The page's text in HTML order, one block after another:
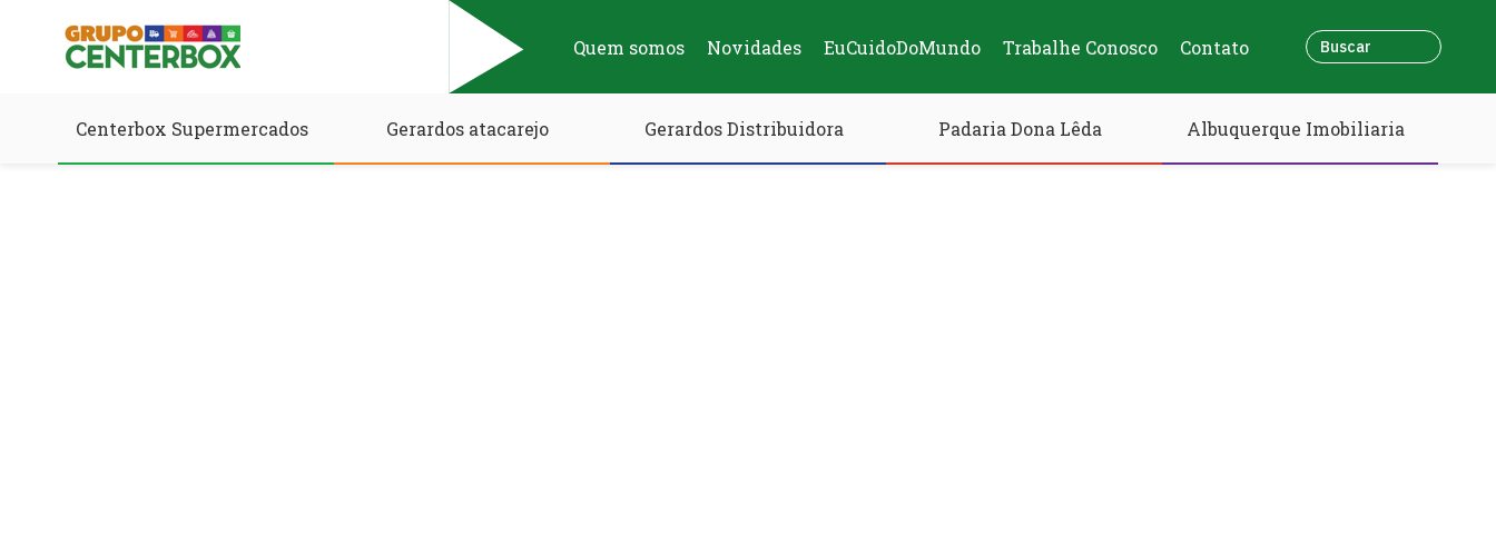
Quem somos Novidades EuCuidoDoMundo Trabalhe Conosco Contato
Centerbox Supermercados Gerardos atacarejo Gerardos Distribuidora Padaria Dona Lêda Albuquerque Imobiliaria